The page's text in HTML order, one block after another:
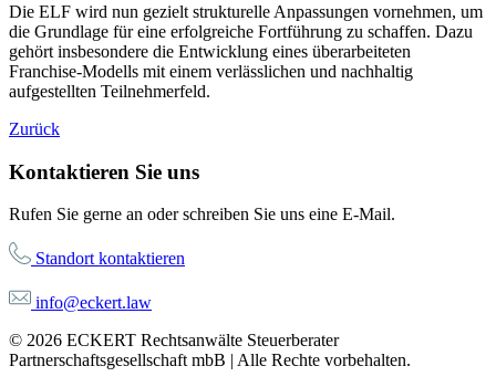
Die ELF wird nun gezielt strukturelle Anpassungen vornehmen, um
die Grundlage für eine erfolgreiche Fortführung zu schaffen. Dazu
gehört insbesondere die Entwicklung eines überarbeiteten
Franchise-Modells mit einem verlässlichen und nachhaltig
aufgestellten Teilnehmerfeld.
Zurück
Kontaktieren Sie uns
Rufen Sie gerne an oder schreiben Sie uns eine E-Mail.
Standort kontaktieren
info@eckert.law
© 2026 ECKERT Rechtsanwälte Steuerberater
Partnerschaftsgesellschaft mbB | Alle Rechte vorbehalten.